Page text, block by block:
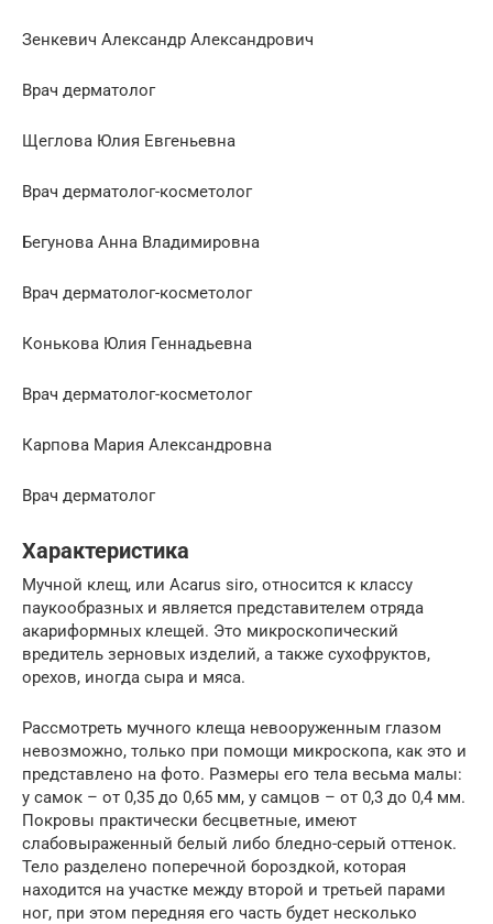
Зенкевич Александр Александрович
Врач дерматолог
Щеглова Юлия Евгеньевна
Врач дерматолог-косметолог
Бегунова Анна Владимировна
Врач дерматолог-косметолог
Конькова Юлия Геннадьевна
Врач дерматолог-косметолог
Карпова Мария Александровна
Врач дерматолог
Характеристика
Мучной клещ, или Acarus siro, относится к классу
паукообразных и является представителем отряда
акариформных клещей. Это микроскопический
вредитель зерновых изделий, а также сухофруктов,
орехов, иногда сыра и мяса.
Рассмотреть мучного клеща невооруженным глазом
невозможно, только при помощи микроскопа, как это и
представлено на фото. Размеры его тела весьма малы:
у самок – от 0,35 до 0,65 мм, у самцов – от 0,3 до 0,4 мм.
Покровы практически бесцветные, имеют
слабовыраженный белый либо бледно-серый оттенок.
Тело разделено поперечной бороздкой, которая
находится на участке между второй и третьей парами
ног, при этом передняя его часть будет несколько